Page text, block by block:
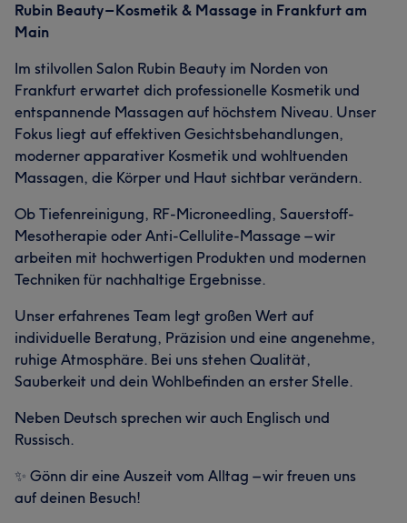
Rubin Beauty – Kosmetik & Massage in Frankfurt am
Main
Im stilvollen Salon Rubin Beauty im Norden von
Frankfurt erwartet dich professionelle Kosmetik und
entspannende Massagen auf höchstem Niveau. Unser
Fokus liegt auf effektiven Gesichtsbehandlungen,
moderner apparativer Kosmetik und wohltuenden
Massagen, die Körper und Haut sichtbar verändern.
Ob Tiefenreinigung, RF-Microneedling, Sauerstoff-
Mesotherapie oder Anti-Cellulite-Massage – wir
arbeiten mit hochwertigen Produkten und modernen
Techniken für nachhaltige Ergebnisse.
Unser erfahrenes Team legt großen Wert auf
individuelle Beratung, Präzision und eine angenehme,
ruhige Atmosphäre. Bei uns stehen Qualität,
Sauberkeit und dein Wohlbefinden an erster Stelle.
Neben Deutsch sprechen wir auch Englisch und
Russisch.
✨ Gönn dir eine Auszeit vom Alltag – wir freuen uns
auf deinen Besuch!